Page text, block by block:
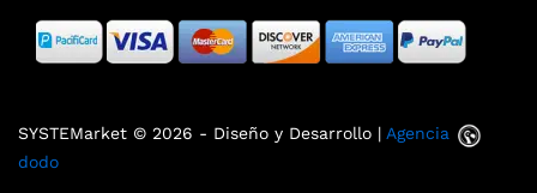
SYSTEMarket © 2026 - Diseño y Desarrollo | Agencia
dodo